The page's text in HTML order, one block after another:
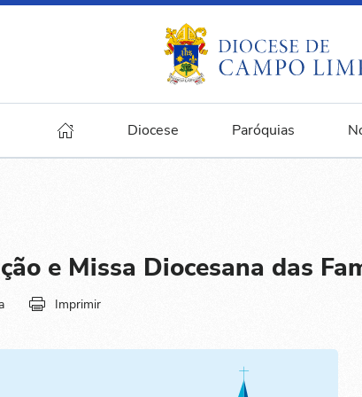
Diocese Paróquias
e Missa Diocesana das
Imprimir